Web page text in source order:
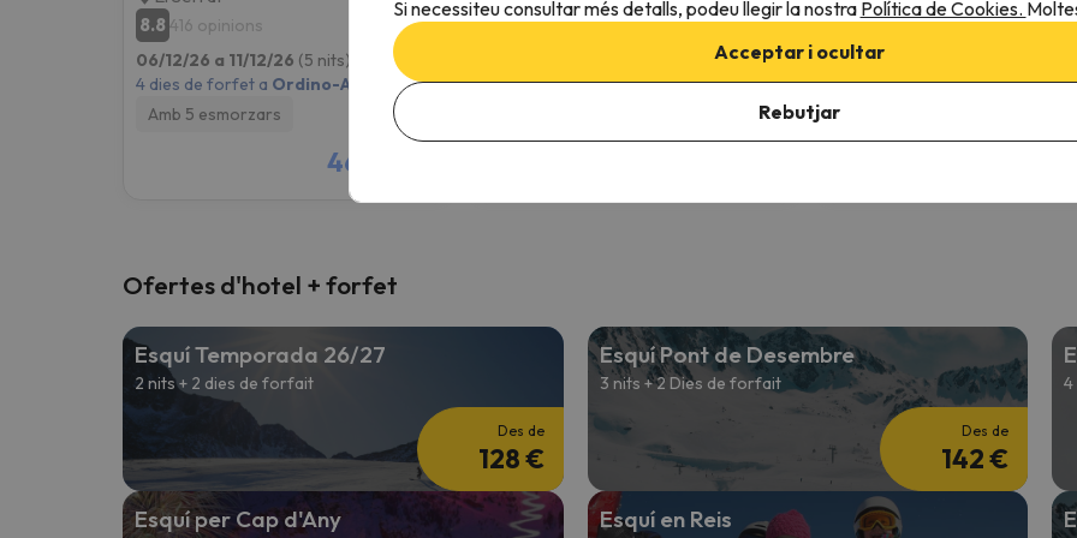
8.8 416 opinions
06/12/26 a 11/12/26 (5 nits)
4 dies de forfet a Ordino-Arcalís
Amb 5 esmorzars
461 €
8.5439 opinions
4 dies de forfet aOrdino-Arcalís
9 245 opinions
06/12/26 a 11/12/26
4 dies de forfet aOrdino-
Ofertes d'hotel + forfet
Esquí Temporada 26/27
2 nits + 2 dies de forfait
Des de
128 €
Esquí Pont de Desembre
3 nits + 2 Dies de forfait
Des de
142 €
Esquí per Cap d'Any Esquí en Reis
Si necessiteu consultar més detalls, podeu llegir la nostra Política de Cookies.
Acceptar i ocultar
Rebutjar